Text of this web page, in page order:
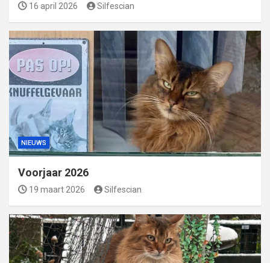
16 april 2026 Silfescian
NIEUWS
Voorjaar 2026
19 maart 2026 Silfescian